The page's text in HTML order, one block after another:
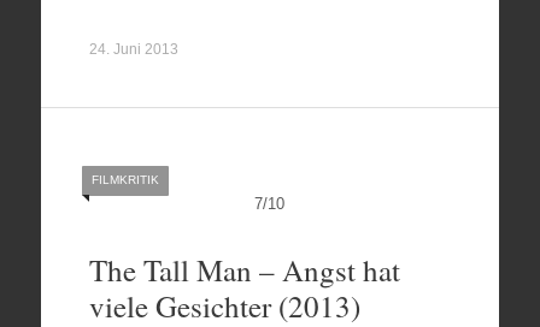
24. Juni 2013
7/10
FILMKRITIK
The Tall Man – Angst hat
viele Gesichter (2013)